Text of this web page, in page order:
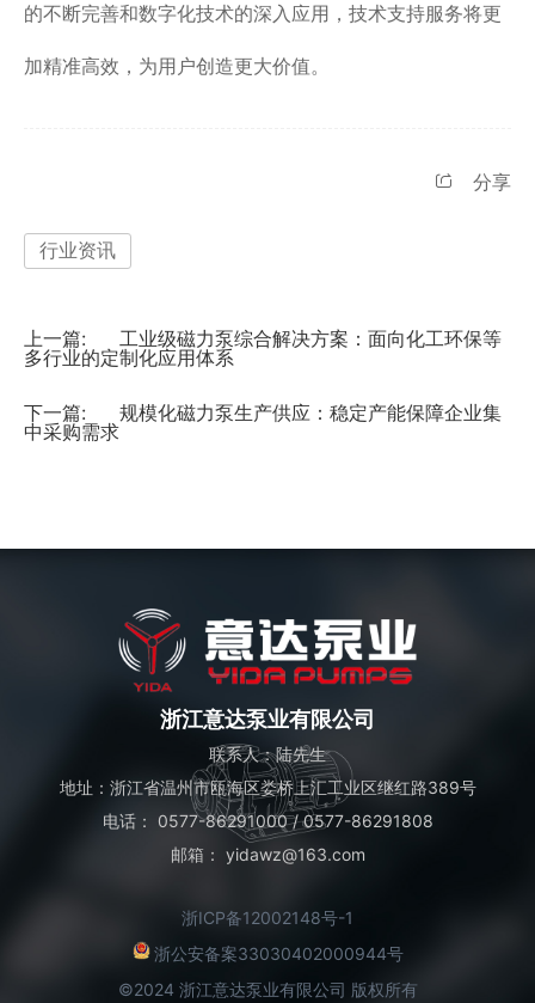
的不断完善和数字化技术的深入应用，技术支持服务将更
加精准高效，为用户创造更大价值。
分享
行业资讯
上一篇:
工业级磁力泵综合解决方案：面向化工环保等
多行业的定制化应用体系
下一篇:
规模化磁力泵生产供应：稳定产能保障企业集
中采购需求
浙江意达泵业有限公司
联系人：陆先生
地址：浙江省温州市瓯海区娄桥上汇工业区继红路389号
电话： 0577-86291000/0577-86291808
邮箱： yidawz@163.com
©2024 浙江意达泵业有限公司 版权所有
浙ICP备12002148号-1
浙公安备案33030402000944号